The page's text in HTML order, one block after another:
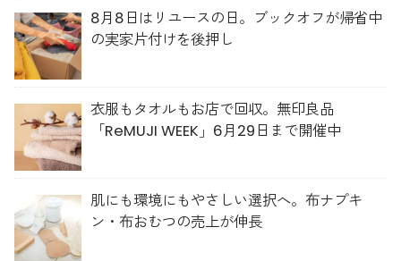
8月8日はリユースの日。ブックオフが帰省中
の実家片付けを後押し
衣服もタオルもお店で回収。無印良品
「ReMUJI WEEK」6月29日まで開催中
肌にも環境にもやさしい選択へ。布ナプキ
ン・布おむつの売上が伸長